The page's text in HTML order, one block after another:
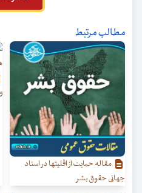
مطالب مرتبط
مقاله حمایت از اقلیتها در اسناد
جهانی حقوق بشر